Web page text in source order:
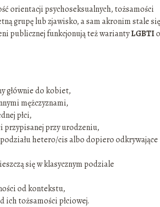
orientacji psychoseksualnych, tożsamości
grupę lub zjawisko, a sam akronim stale się
publicznej funkcjonują też wariantyLGBTI
głównie do kobiet,
mężczyznami,
płci,
przypisanej przy urodzeniu,
hetero/cis albo dopiero odkrywające
się w klasycznym podziale
od kontekstu,
ich tożsamości płciowej.